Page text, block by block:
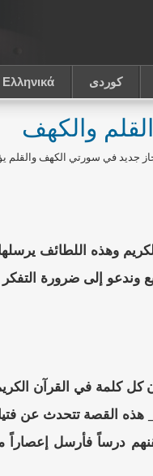
Ελληνικά كوردى
والكهف
جديد في سورتي الكهف والقلم
وهذه اللطائف
وندعو إلى ضرورة
كل كلمة في القرآن
هذه القصة تتحدث عن
درساً فأرسل